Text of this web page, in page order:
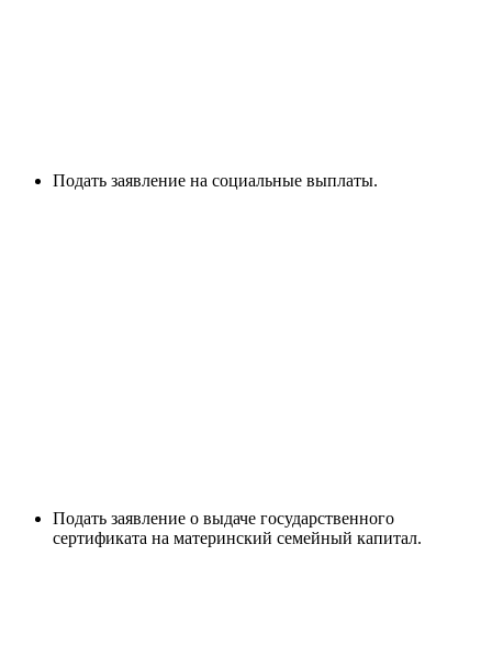
Подать заявление на социальные выплаты.
Подать заявление о выдаче государственного
сертификата на материнский семейный капитал.